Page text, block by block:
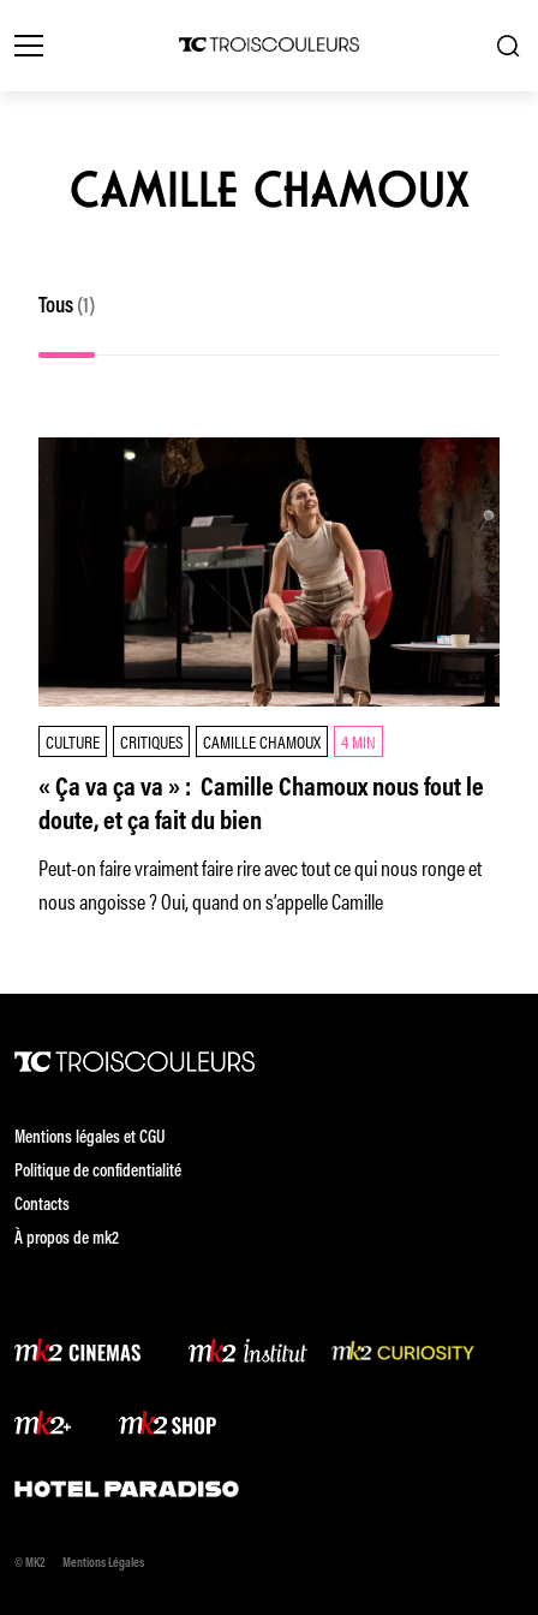
CAMILLE CHAMOUX
Tous (1)
CULTURE CRITIQUES CAMILLE CHAMOUX 4 MIN
« Ça va ça va » : Camille Chamoux nous fout le
doute, et ça fait du bien
Peut-on faire vraiment faire rire avec tout ce qui nous ronge et
nous angoisse ? Oui, quand on s’appelle Camille
Mentions légales et CGU
Politique de confidentialité
Contacts
À propos de mk2
© MK2 Mentions Légales